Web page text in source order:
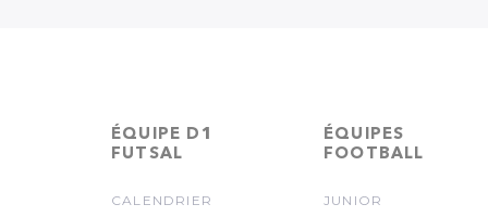
ÉQUIPE D1
FUTSAL
CALENDRIER
ÉQUIPES
FOOTBALL
JUNIOR